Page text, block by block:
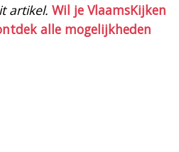
artikel. Wil je VlaamsKijken
alle mogelijkheden